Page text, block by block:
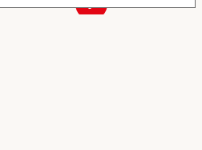
Neste